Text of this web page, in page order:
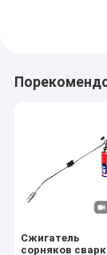
Сжигатель
сорняков